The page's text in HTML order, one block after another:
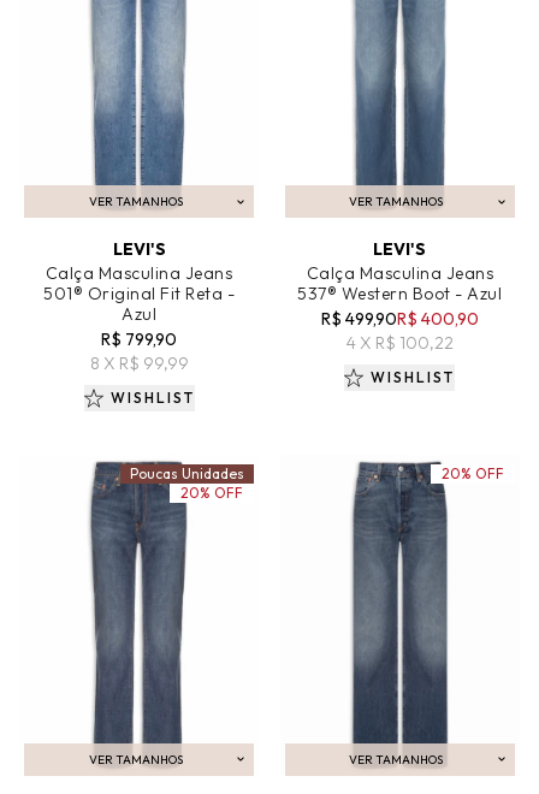
VER TAMANHOS
ADICIONAR AO CARRINHO
LEVI'S
Calça Masculina Jeans
501® Original Fit Reta -
Azul
R$ 799,90
8 X R$ 99,99
WISHLIST
VER TAMANHOS
ADICIONAR AO CARRINHO
LEVI'S
Calça Masculina Jeans
537® Western Boot - Azul
R$ 499,90R$ 400,90
4 X R$ 100,22
WISHLIST
VER TAMANHOS
ADICIONAR AO CARRINHO
Poucas Unidades
20% OFF
VER TAMANHOS
ADICIONAR AO CARRINHO
20% OFF